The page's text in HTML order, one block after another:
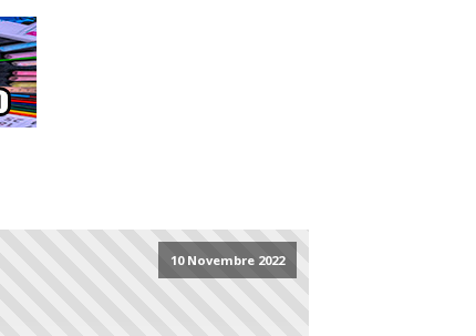
10 Novembre 2022